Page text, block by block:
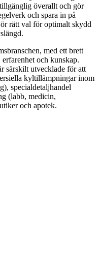
överallt och gör
och spara in på
rätt val för optimalt skydd
med ett brett
och kunskap.
särskilt utvecklade för att
kyltillämpningar inom
specialdetaljhandel
(labb, medicin,
och apotek.